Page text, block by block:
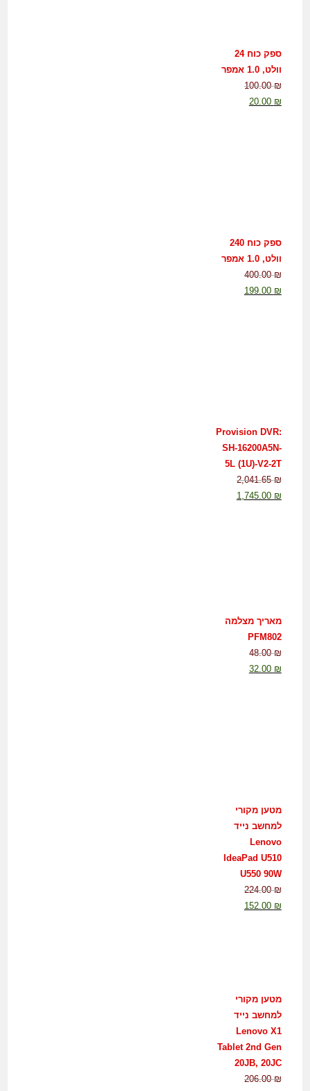
ספק כוח 24
וולט, 1.0 אמפר
100.00₪
20.00 ₪
ספק כוח 240
וולט, 1.0 אמפר
400.00₪
199.00 ₪
Provision DVR:
SH-16200A5N-
5L (1U)-V2-2T
2,041.65₪
1,745.00 ₪
מאריך מצלמה
PFM802
48.00₪
32.00 ₪
מטען מקורי
למחשב נייד
Lenovo
IdeaPad U510
U550 90W
224.00₪
152.00 ₪
מטען מקורי
למחשב נייד
Lenovo X1
Tablet 2nd Gen
20JB, 20JC
206.00₪